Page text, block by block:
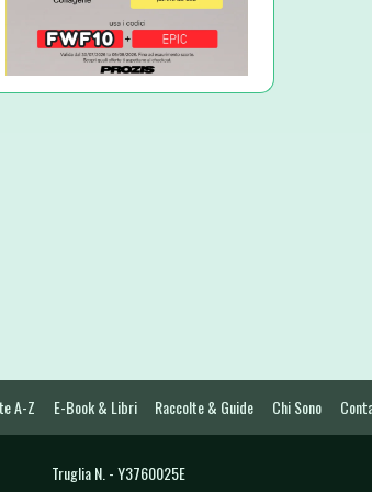
A-Z E-Book & Libri Raccolte & Guide Chi Sono
Truglia N. - Y3760025E